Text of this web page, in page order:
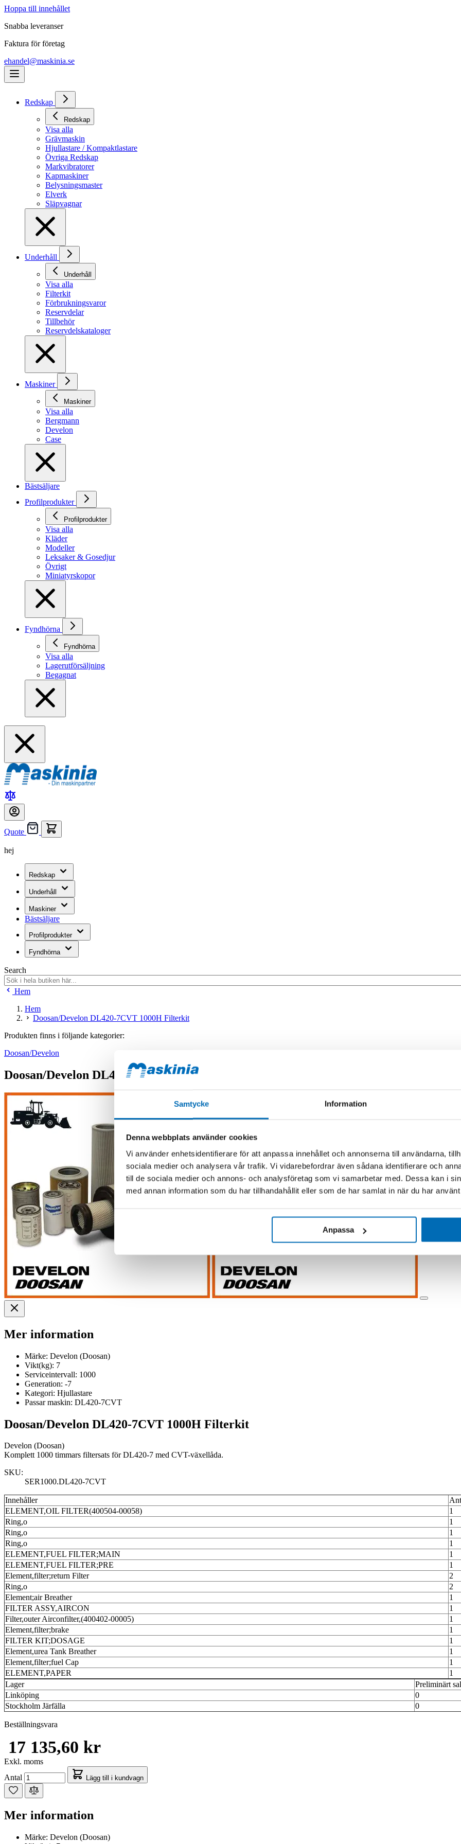
Samtycke Information
Denna webbplats använder cookies
Vi använder enhetsidentifierare för att anpassa innehållet och annonserna till användarna,
sociala medier och analysera vår trafik. Vi vidarebefordrar även sådana identifierare och
till de sociala medier och annons- och analysföretag som vi samarbetar med. Dessa kan i
med annan information som du har tillhandahållit eller som de har samlat in när du har
Anpassa
Hoppa till innehållet
Snabba leveranser
Faktura för företag
ehandel@maskinia.se
Redskap
Redskap
Visa alla
Grävmaskin
Hjullastare / Kompaktlastare
Övriga Redskap
Markvibratorer
Kapmaskiner
Belysningsmaster
Elverk
Släpvagnar
Underhåll
Underhåll
Visa alla
Filterkit
Förbrukningsvaror
Reservdelar
Tillbehör
Reservdelskataloger
Maskiner
Maskiner
Visa alla
Bergmann
Develon
Case
Bästsäljare
Profilprodukter
Profilprodukter
Visa alla
Kläder
Modeller
Leksaker & Gosedjur
Övrigt
Miniatyrskopor
Fyndhörna
Fyndhörna
Visa alla
Lagerutförsäljning
Begagnat
Quote
hej
Redskap
Underhåll
Maskiner
Bästsäljare
Profilprodukter
Fyndhörna
Search
Hem
Hem
Doosan/Develon DL420-7CVT 1000H Filterkit
Produkten finns i följande kategorier:
Doosan/Develon
Doosan/Develon DL420-7CVT 1000H Filterkit
Mer information
Märke: Develon (Doosan)
Vikt(kg): 7
Serviceintervall: 1000
Generation: -7
Kategori: Hjullastare
Passar maskin: DL420-7CVT
Doosan/Develon DL420-7CVT 1000H Filterkit
Develon (Doosan)
Komplett 1000 timmars filtersats för DL420-7 med CVT-växellåda.
SKU:
SER1000.DL420-7CVT
Innehåller
ELEMENT,OIL FILTER(400504-00058)
1
Ring,o
1
Ring,o
1
Ring,o
1
ELEMENT,FUEL FILTER;MAIN
1
ELEMENT,FUEL FILTER;PRE
1
Element,filter;return Filter
2
Ring,o
2
Element;air Breather
1
FILTER ASSY,AIRCON
1
Filter,outer Airconfilter,(400402-00005)
1
Element,filter;brake
1
FILTER KIT;DOSAGE
1
Element,urea Tank Breather
1
Element,filter;fuel Cap
1
ELEMENT,PAPER
1
Lager
Preliminärt
Linköping
0
Stockholm Järfälla
0
Beställningsvara
17 135,60 kr
Exkl. moms
Antal
Lägg till i kundvagn
Mer information
Märke: Develon (Doosan)